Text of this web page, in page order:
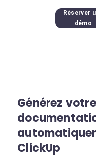
Réserver
démo
Générez votre
ClickUp